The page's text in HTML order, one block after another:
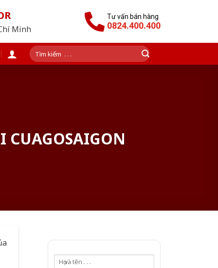
Minh
Tư vấn bán hàng
0824.400.400
Tìm
kiếm:
CUAGOSAIGON